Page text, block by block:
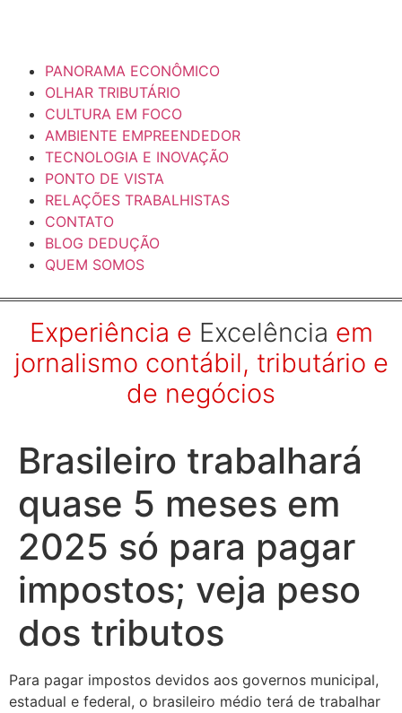
PANORAMA ECONÔMICO
OLHAR TRIBUTÁRIO
CULTURA EM FOCO
AMBIENTE EMPREENDEDOR
TECNOLOGIA E INOVAÇÃO
PONTO DE VISTA
RELAÇÕES TRABALHISTAS
CONTATO
BLOG DEDUÇÃO
QUEM SOMOS
Experiência e Excelência em
jornalismo contábil, tributário e
de negócios
Brasileiro trabalhará
quase 5 meses em
2025 só para pagar
impostos; veja peso
dos tributos
Para pagar impostos devidos aos governos municipal,
estadual e federal, o brasileiro médio terá de trabalhar